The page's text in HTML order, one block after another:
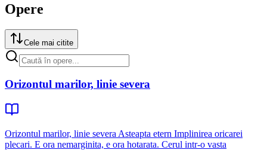
Opere
Cele mai citite
Orizontul marilor, linie severa
Orizontul marilor, linie severa Asteapta etern Implinirea oricarei
plecari. E ora nemarginita, e ora hotarata. Cerul intr-o vasta